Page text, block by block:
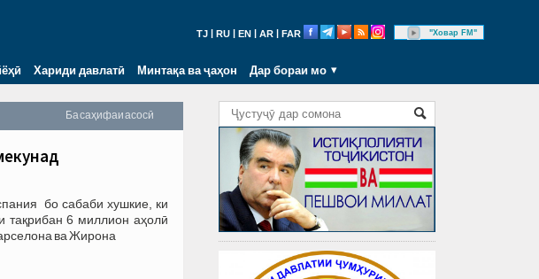
TJ RU EN AR FAR "Ховар FM"
Хариди давлатӣ Минтақа ва ҷаҳон Дар бораи мо
Ба саҳифаи асосӣ
бо сабаби хушкие, ки
тақрибан 6 миллион аҳолӣ
ва Жирона